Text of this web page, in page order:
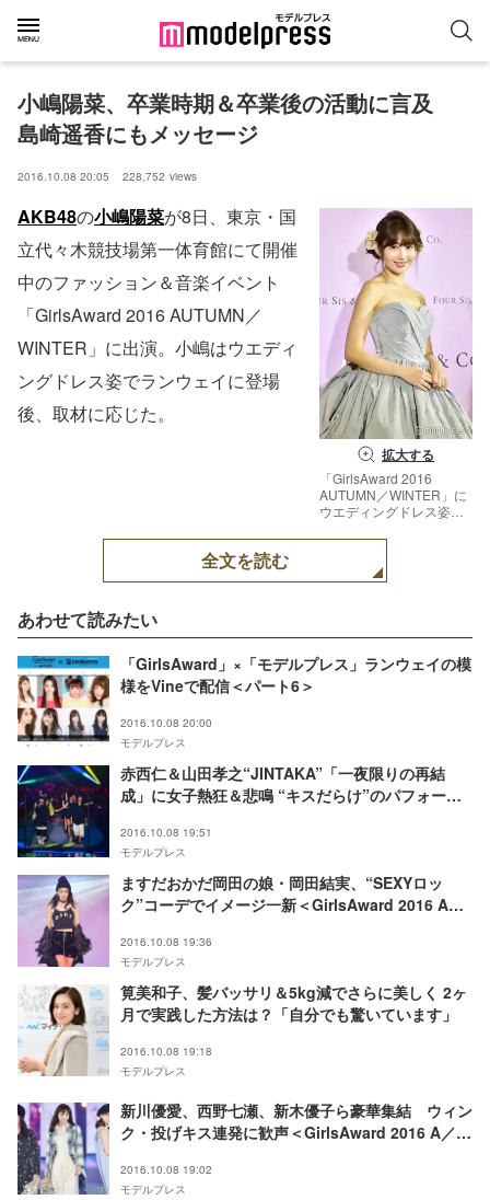
小嶋陽菜、卒業時期＆卒業後の活動に言及
島崎遥香にもメッセージ
2016.10.08 20:05 228,752 views
拡大する
「GirlsAward 2016
AUTUMN／WINTER」に
ウエディングドレス姿で
モデルプレス
AKB48の小嶋陽菜が8日、東京・国
立代々木競技場第一体育館にて開催
中のファッション＆音楽イベント
「GirlsAward 2016 AUTUMN／
WINTER」に出演。小嶋はウエディ
ングドレス姿でランウェイに登場
後、取材に応じた。
全文を読む
あわせて読みたい
「GirlsAward」×「モデルプレス」ランウェイの模
様をVineで配信＜パート6＞
2016.10.08 20:00
モデルプレス
赤西仁＆山田孝之“JINTAKA”「一夜限りの再結
成」に女子熱狂＆悲鳴 “キスだらけ”のパフォーマ
2016.10.08 19:51
モデルプレス
ますだおかだ岡田の娘・岡田結実、“SEXYロッ
ク”コーデでイメージ一新＜GirlsAward 2016 A／
2016.10.08 19:36
モデルプレス
筧美和子、髪バッサリ＆5kg減でさらに美しく 2ヶ
月で実践した方法は？「自分でも驚いています」
2016.10.08 19:18
モデルプレス
新川優愛、西野七瀬、新木優子ら豪華集結 ウィン
ク・投げキス連発に歓声＜GirlsAward 2016 A／W
2016.10.08 19:02
モデルプレス